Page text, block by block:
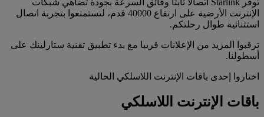
الإنترنت الأرضية على ارتفاع 40000 قدم، لتستمتعوا بتجربة اتصال
استثنائية طوال رحلتكم.
ترقبوا المزيد من الإعلانات قريبا مع بدء تطبيق تقنية ستارلينك على
أسطولنا.
اختاروا إحدى باقات الإنترنت اللاسلكي الحالية
باقات الإنترنت اللاسلكي